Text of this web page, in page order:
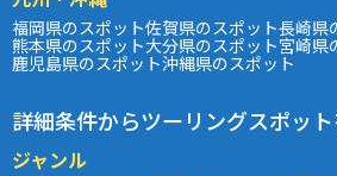
福岡県のスポット佐賀県のスポット長崎県
熊本県のスポット大分県のスポット宮崎県
鹿児島県のスポット沖縄県のスポット
詳細条件からツーリングスポッ
ジャンル